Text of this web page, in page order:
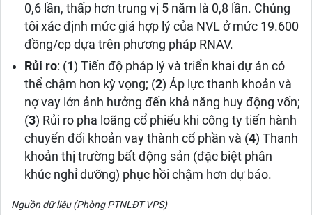
0,6 lần, thấp hơn trung vị 5 năm là 0,8 lần. Chúng
tôi xác định mức giá hợp lý của NVL ở mức 19.600
đồng/cp dựa trên phương pháp RNAV.
Rủi ro: (1) Tiến độ pháp lý và triển khai dự án có
thể chậm hơn kỳ vọng; (2) Áp lực thanh khoản và
nợ vay lớn ảnh hưởng đến khả năng huy động vốn;
(3) Rủi ro pha loãng cổ phiếu khi công ty tiến hành
chuyển đổi khoản vay thành cổ phần và (4) Thanh
khoản thị trường bất động sản (đặc biệt phân
khúc nghỉ dưỡng) phục hồi chậm hơn dự báo.
Nguồn dữ liệu (Phòng PTNLĐT VPS)